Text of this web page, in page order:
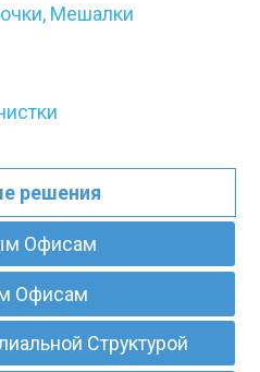
Мешалки
решения
Офисам
Офисам
Структурой